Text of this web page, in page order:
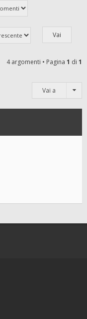
4 argomenti • Pagina 1 di 1
Vai a